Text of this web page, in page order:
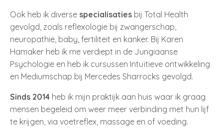
Ook heb ik diverse specialisaties bij Total Health
gevolgd, zoals reflexologie bij zwangerschap,
neuropathie, baby, fertiliteit en kanker. Bij Karen
Hamaker heb ik me verdiept in de Jungiaanse
Psychologie en heb ik cursussen Intuïtieve ontwikkeling
en Mediumschap bij Mercedes Sharrocks gevolgd.
Sinds 2014 heb ik mijn praktijk aan huis waar ik graag
mensen begeleid om weer meer verbinding met hun lijf
te krijgen, via voetreflex, massage en of voeding.